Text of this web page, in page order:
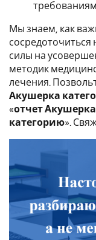
Мы знаем, как
сосредоточиться
силы на
методик
лечения.
Акушерка
«отчет
категорию».